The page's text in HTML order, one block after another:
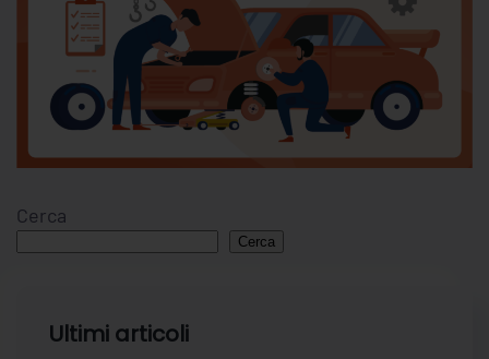
Cerca
Cerca
Ultimi articoli